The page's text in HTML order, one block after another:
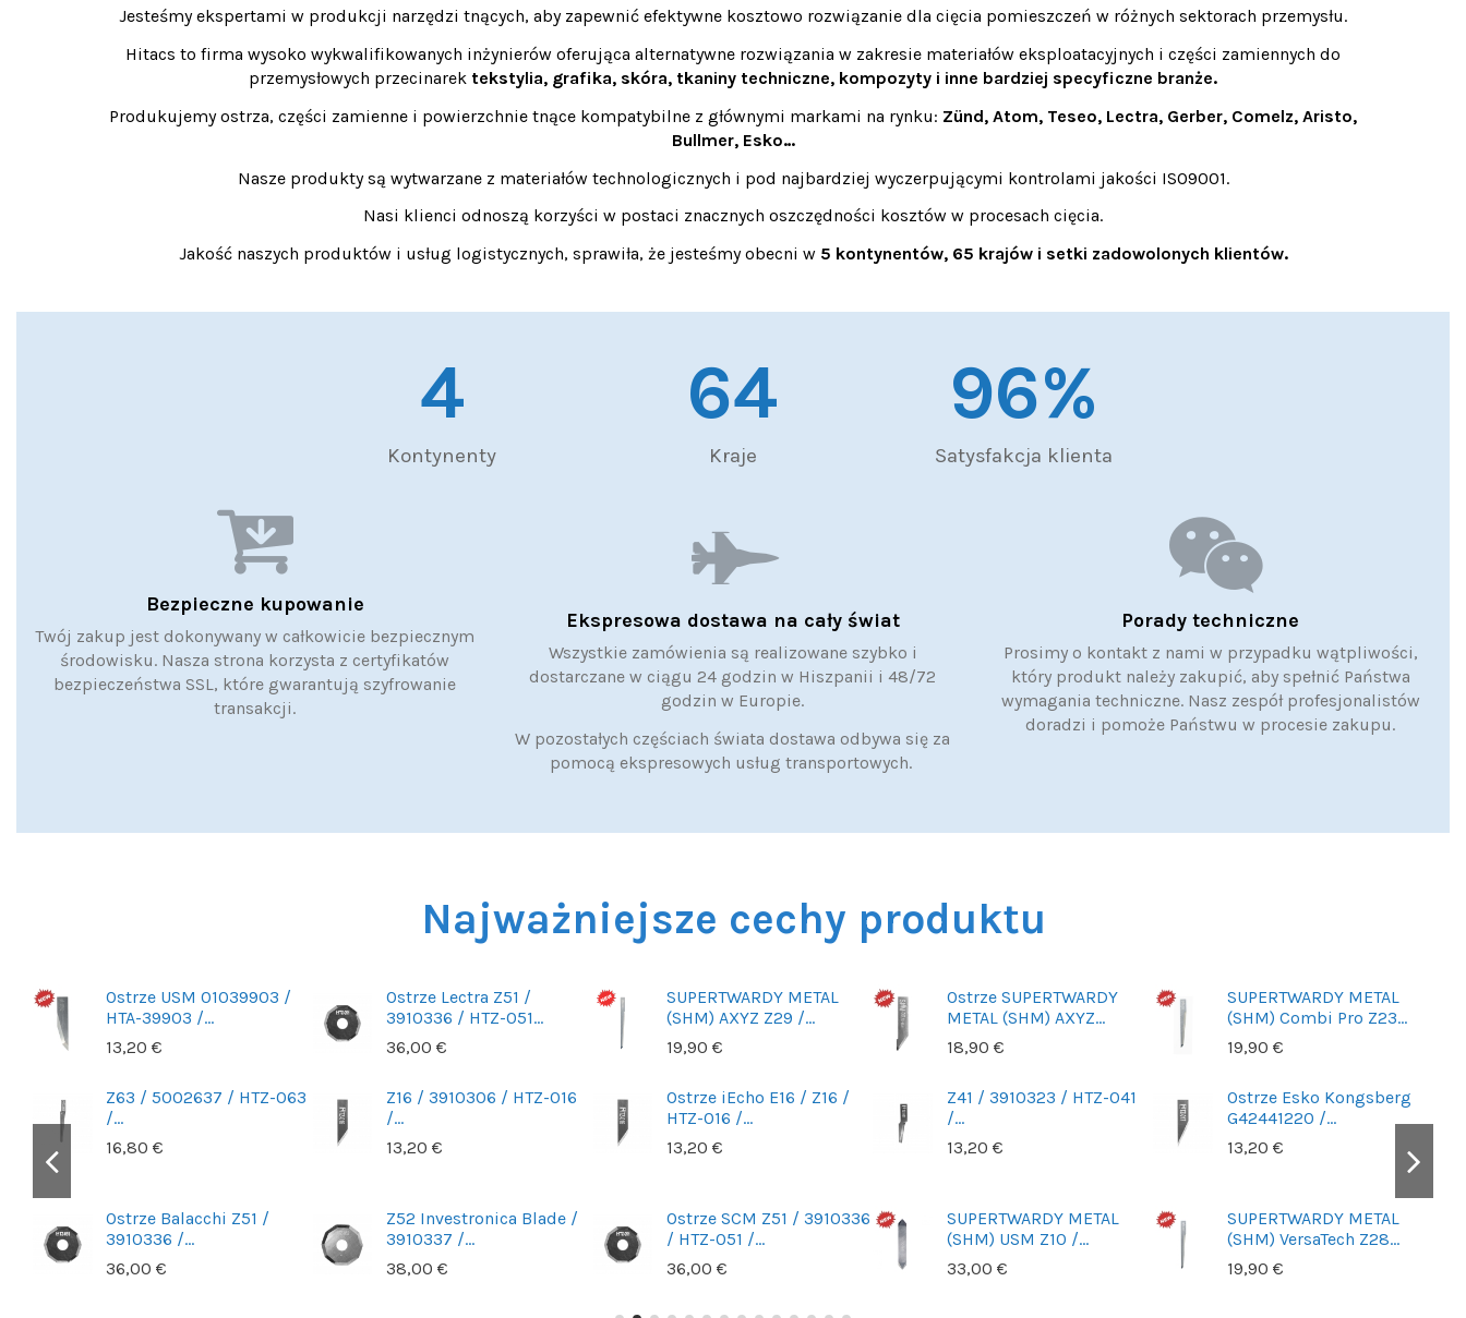
Jesteśmy ekspertami w produkcji narzędzi tnących, aby zapewnić efektywne kosztowo rozwiązanie dla cięcia pomieszczeń w różnych sektorach przemysłu.
Hitacs to firma wysoko wykwalifikowanych inżynierów oferująca alternatywne rozwiązania w zakresie materiałów eksploatacyjnych i części zamiennych do
przemysłowych przecinarek tekstylia, grafika, skóra, tkaniny techniczne, kompozyty i inne bardziej specyficzne branże.
Produkujemy ostrza, części zamienne i powierzchnie tnące kompatybilne z głównymi markami na rynku: Zünd, Atom, Teseo, Lectra, Gerber, Comelz, Aristo,
Bullmer, Esko…
Nasze produkty są wytwarzane z materiałów technologicznych i pod najbardziej wyczerpującymi kontrolami jakości ISO9001.
Nasi klienci odnoszą korzyści w postaci znacznych oszczędności kosztów w procesach cięcia.
Jakość naszych produktów i usług logistycznych, sprawiła, że jesteśmy obecni w 5 kontynentów, 65 krajów i setki zadowolonych klientów.
5
Kontynenty
65
Kraje
97%
Satysfakcja klienta
Bezpieczne kupowanie
Twój zakup jest dokonywany w całkowicie bezpiecznym
środowisku. Nasza strona korzysta z certyfikatów
bezpieczeństwa SSL, które gwarantują szyfrowanie
transakcji.
Ekspresowa dostawa na cały świat
Wszystkie zamówienia są realizowane szybko i
dostarczane w ciągu 24 godzin w Hiszpanii i 48/72
godzin w Europie.
W pozostałych częściach świata dostawa odbywa się za
pomocą ekspresowych usług transportowych.
Porady techniczne
Prosimy o kontakt z nami w przypadku wątpliwości,
który produkt należy zakupić, aby spełnić Państwa
wymagania techniczne. Nasz zespół profesjonalistów
doradzi i pomoże Państwu w procesie zakupu.
Najważniejsze cechy produktu
Ostrze USM 01039903 /
HTA-39903 /...
13,20 €
Ostrze Lectra Z51 /
3910336 / HTZ-051...
36,00 €
SUPERTWARDY METAL
(SHM) AXYZ Z29 /...
19,90 €
Ostrze SUPERTWARDY
METAL (SHM) AXYZ...
18,90 €
SUPERTWARDY METAL
(SHM) Combi Pro Z23...
19,90 €
Z63 / 5002637 / HTZ-063
/...
16,80 €
Z16 / 3910306 / HTZ-016
/...
13,20 €
Ostrze iEcho E16 / Z16 /
HTZ-016 /...
13,20 €
Z41 / 3910323 / HTZ-041
/...
13,20 €
Ostrze Esko Kongsberg
G42441220 /...
13,20 €
Ostrze Balacchi Z51 /
3910336 /...
36,00 €
Z52 Investronica Blade /
3910337 /...
38,00 €
Ostrze SCM Z51 / 3910336
/ HTZ-051 /...
36,00 €
SUPERTWARDY METAL
(SHM) USM Z10 /...
33,00 €
SUPERTWARDY METAL
(SHM) VersaTech Z28...
19,90 €